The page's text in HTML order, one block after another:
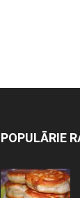
POPULĀRIE